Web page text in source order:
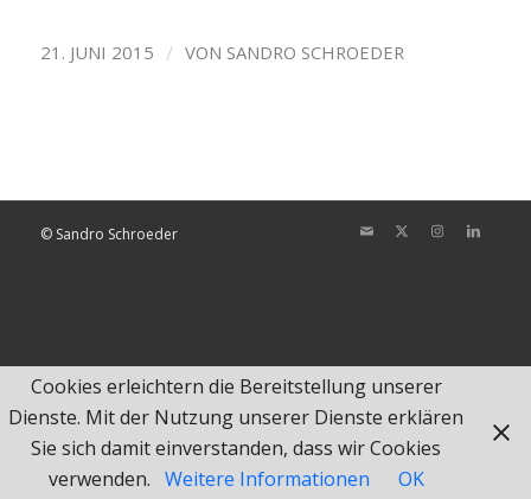
21. JUNI 2015 / VON SANDRO SCHROEDER
© Sandro Schroeder
Cookies erleichtern die Bereitstellung unserer
Dienste. Mit der Nutzung unserer Dienste erklären
Sie sich damit einverstanden, dass wir Cookies
verwenden. Weitere Informationen OK